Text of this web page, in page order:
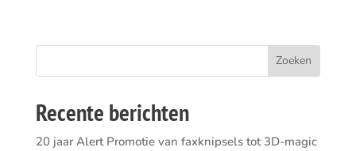
Recente berichten
20 jaar Alert Promotie van faxknipsels tot 3D-magic